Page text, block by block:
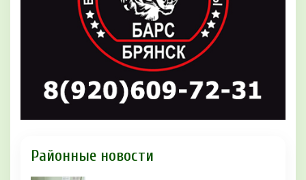
Районные новости